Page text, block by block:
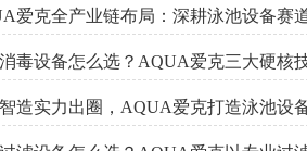
造实力出圈，AQUA爱克打造泳池设